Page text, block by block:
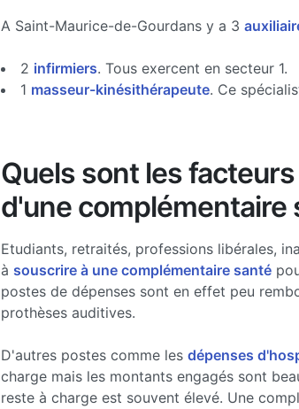
A Saint-Maurice-de-Gourdans y a 3
2 infirmiers. Tous exercent en secteur 1.
1 masseur-kinésithérapeute. Ce
Quels sont les
d'une complémentaire
Etudiants, retraités, professions libérales,
à souscrire à une complémentaire santé
postes de dépenses sont en effet peu
prothèses auditives.
D'autres postes comme les dépenses
charge mais les montants engagés sont
reste à charge est souvent élevé. Une